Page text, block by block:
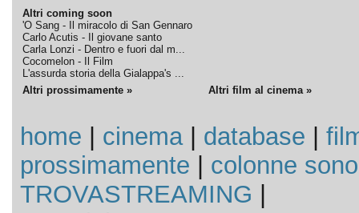
Altri coming soon
'O Sang - Il miracolo di San Gennaro
Carlo Acutis - Il giovane santo
Carla Lonzi - Dentro e fuori dal m...
Cocomelon - Il Film
L'assurda storia della Gialappa's ...
Altri prossimamente » Altri film al cinema »
home cinema| database
prossimamente
colonne
TROVASTREAMING